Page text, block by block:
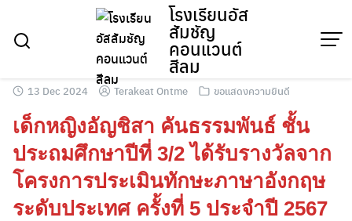
content
โรงเรียนอัส
สัมชัญ
คอนแวนต์
สีลม
13 Dec 2024 Terakeat Ontme ขอแสดงความยินดี
เด็กหญิงอัญชิสา คันธรรมพันธ์ ชั้น
ประถมศึกษาปีที่ 3/2 ได้รับรางวัลจาก
โครงการประเมินทักษะภาษาอังกฤษ
ระดับประเทศ ครั้งที่ 5 ประจำปี 2567